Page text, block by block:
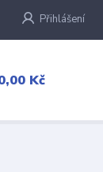
Přihlášení
Kč